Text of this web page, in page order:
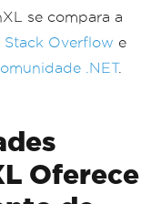
se compara a
Overflow e
.NET.
Oferece